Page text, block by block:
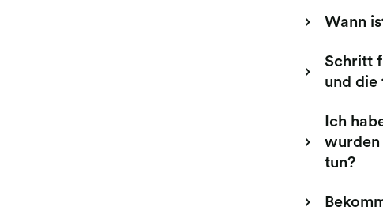
Wann
Schritt
und die
Ich
wurden
tun?